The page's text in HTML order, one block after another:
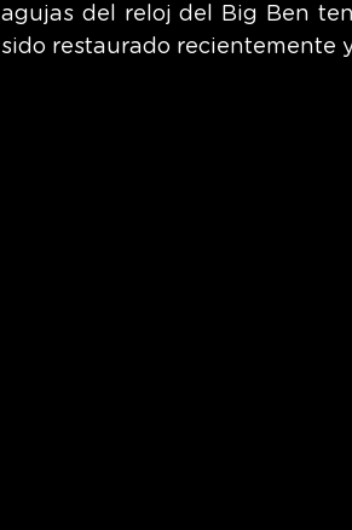
agujas del reloj del Big Ben
sido restaurado recientemente